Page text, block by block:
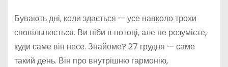
Бувають дні, коли здається — усе навколо трохи
сповільнюється. Ви ніби в потоці, але не розумієте,
куди саме він несе. Знайоме? 27 грудня — саме
такий день. Він про внутрішню гармонію,